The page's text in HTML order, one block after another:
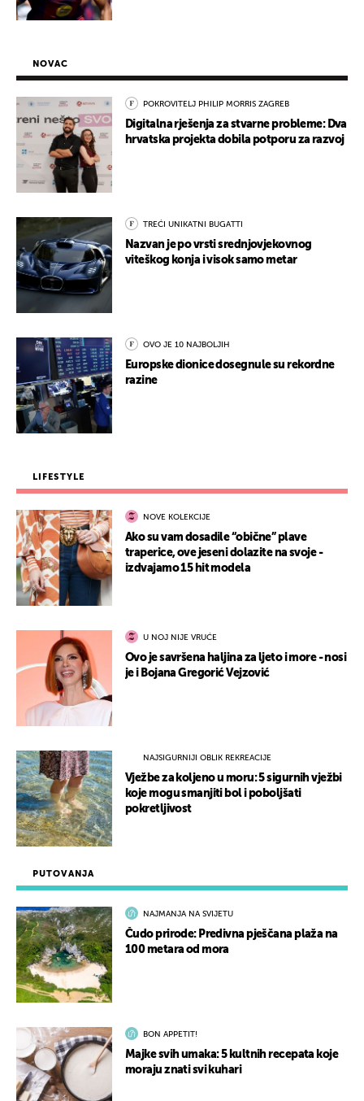
PUTOVANJA
NAJMANJA NA SVIJETU
Čudo prirode: Predivna pješčana plaža na
100 metara od mora
BON APPETIT!
Majke svih umaka: 5 kultnih recepata koje
moraju znati svi kuhari
NOVAC
POKROVITELJ PHILIP MORRIS ZAGREB
Digitalna rješenja za stvarne probleme: Dva
hrvatska projekta dobila potporu za razvoj
TREĆI UNIKATNI BUGATTI
Nazvan je po vrsti srednjovjekovnog
viteškog konja i visok samo metar
OVO JE 10 NAJBOLJIH
Europske dionice dosegnule su rekordne
razine
LIFESTYLE
NOVE KOLEKCIJE
Ako su vam dosadile “obične” plave
traperice, ove jeseni dolazite na svoje -
izdvajamo 15 hit modela
U NOJ NIJE VRUĆE
Ovo je savršena haljina za ljeto i more - nosi
je i Bojana Gregorić Vejzović
NAJSIGURNIJI OBLIK REKREACIJE
Vježbe za koljeno u moru: 5 sigurnih vježbi
koje mogu smanjiti bol i poboljšati
pokretljivost